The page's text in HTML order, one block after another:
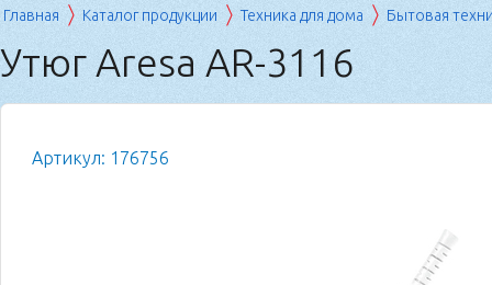
Главная Каталог продукции Техника для дома Бытовая
Утюг Aresa AR-3116
Артикул: 176756